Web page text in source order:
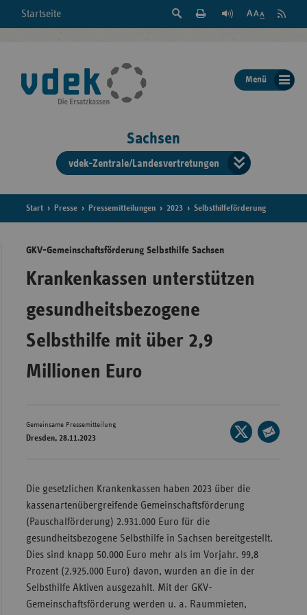
Startseite
Suche
der
Seite
Feed
Menü
Sachsen
vdek-Zentrale/Landesvertretungen
der
Start Presse Pressemitteilungen 2023 Selbsthilfeförderung
GKV-Gemeinschaftsförderung Selbsthilfe Sachsen
Krankenkassen unterstützen
gesundheitsbezogene
Selbsthilfe mit über 2,9
Millionen Euro
Gemeinsame Pressemitteilung
Dresden, 28.11.2023
Seite
auf
Die gesetzlichen Krankenkassen haben 2023 über die
kassenartenübergreifende Gemeinschaftsförderung
(Pauschalförderung) 2.931.000 Euro für die
gesundheitsbezogene Selbsthilfe in Sachsen bereitgestellt.
Dies sind knapp 50.000 Euro mehr als im Vorjahr. 99,8
Prozent (2.925.000 Euro) davon, wurden an die in der
Selbsthilfe Aktiven ausgezahlt. Mit der GKV-
Gemeinschaftsförderung werden u. a. Raummieten,